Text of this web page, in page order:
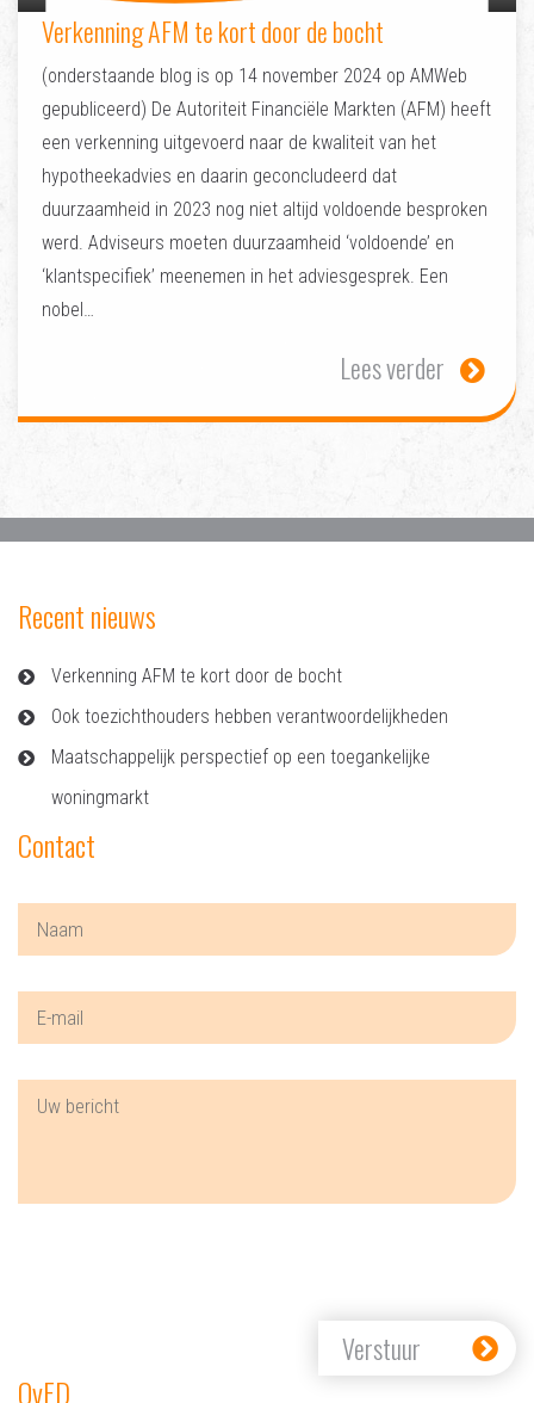
Verkenning AFM te kort door de bocht
(onderstaande blog is op 14 november 2024 op AMWeb
gepubliceerd) De Autoriteit Financiële Markten (AFM) heeft
een verkenning uitgevoerd naar de kwaliteit van het
hypotheekadvies en daarin geconcludeerd dat
duurzaamheid in 2023 nog niet altijd voldoende besproken
werd. Adviseurs moeten duurzaamheid ‘voldoende’ en
‘klantspecifiek’ meenemen in het adviesgesprek. Een
nobel…
Lees verder
Recent nieuws
Verkenning AFM te kort door de bocht
Ook toezichthouders hebben verantwoordelijkheden
Maatschappelijk perspectief op een toegankelijke
woningmarkt
Contact
Verstuur
OvFD